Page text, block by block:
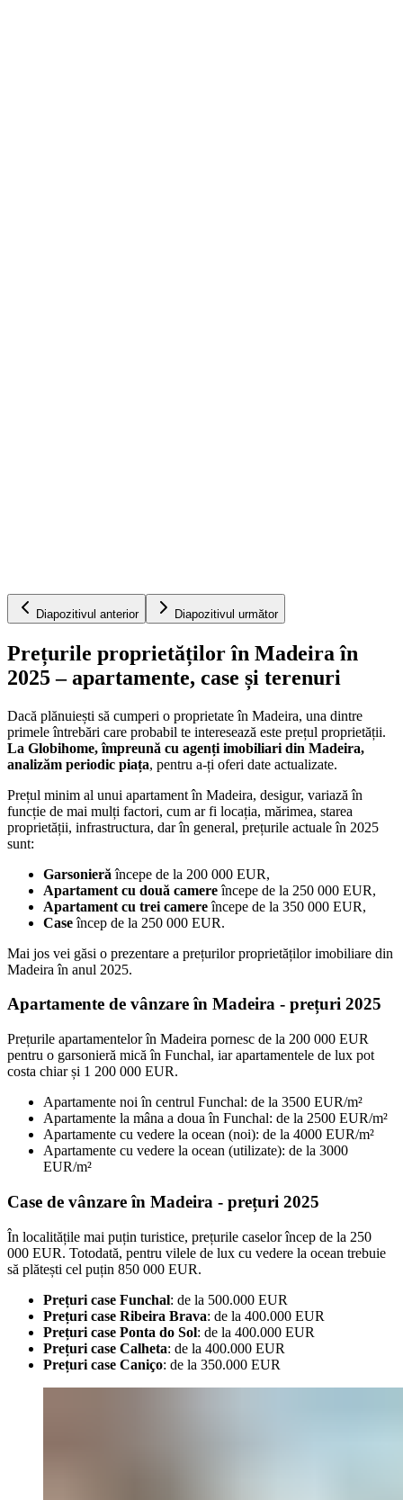
Diapozitivul anterior Diapozitivul următor
Prețurile proprietăților în Madeira în
2025 – apartamente, case și terenuri
Dacă plănuiești să cumperi o proprietate în Madeira, una dintre
primele întrebări care probabil te interesează este prețul proprietății.
La Globihome, împreună cu agenți imobiliari din Madeira,
analizăm periodic piața, pentru a-ți oferi date actualizate.
Prețul minim al unui apartament în Madeira, desigur, variază în
funcție de mai mulți factori, cum ar fi locația, mărimea, starea
proprietății, infrastructura, dar în general, prețurile actuale în 2025
sunt:
Garsonieră începe de la 200 000 EUR,
Apartament cu două camereîncepe de la 250 000 EUR,
Apartament cu trei camereîncepe de la 350 000 EUR,
Caseîncep de la 250 000 EUR.
Mai jos vei găsi o prezentare a prețurilor proprietăților imobiliare din
Madeira în anul 2025.
Apartamente de vânzare în Madeira - prețuri 2025
Prețurile apartamentelor în Madeira pornesc de la 200 000 EUR
pentru o garsonieră mică în Funchal, iar apartamentele de lux pot
costa chiar și 1 200 000 EUR.
Apartamente noi în centrul Funchal: de la 3500 EUR/m²
Apartamente la mâna a doua în Funchal: de la 2500 EUR/m²
Apartamente cu vedere la ocean (noi): de la 4000 EUR/m²
Apartamente cu vedere la ocean (utilizate): de la 3000
EUR/m²
Case de vânzare în Madeira - prețuri 2025
În localitățile mai puțin turistice, prețurile caselor încep de la 250
000 EUR. Totodată, pentru vilele de lux cu vedere la ocean trebuie
să plătești cel puțin 850 000 EUR.
Prețuri case Funchal: de la 500.000 EUR
Prețuri case Ribeira Brava: de la 400.000 EUR
Prețuri case Ponta do Sol: de la 400.000 EUR
Prețuri case Calheta: de la 400.000 EUR
Prețuri case Caniço: de la 350.000 EUR